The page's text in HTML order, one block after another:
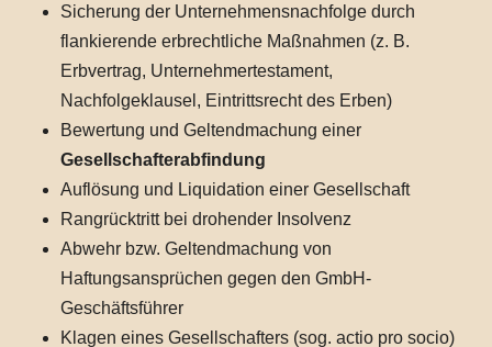
Sicherung der Unternehmensnachfolge durch
flankierende erbrechtliche Maßnahmen (z. B.
Erbvertrag, Unternehmertestament,
Nachfolgeklausel, Eintrittsrecht des Erben)
Bewertung und Geltendmachung einer
Gesellschafterabfindung
Auflösung und Liquidation einer Gesellschaft
Rangrücktritt bei drohender Insolvenz
Abwehr bzw. Geltendmachung von
Haftungsansprüchen gegen den GmbH-
Geschäftsführer
Klagen eines Gesellschafters (sog. actio pro socio)